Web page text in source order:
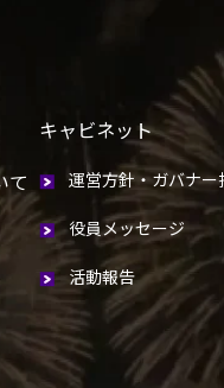
て
キャビネット
運営方針・ガバナー
役員メッセージ
活動報告